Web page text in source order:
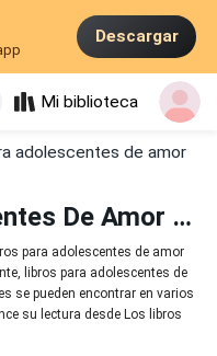
Descargar
Mi biblioteca
adolescentes de amor
Libros Para Adolescentes De Amor Gratis
para adolescentes de amor
libros para adolescentes de
se pueden encontrar en varios
su lectura desde Los libros